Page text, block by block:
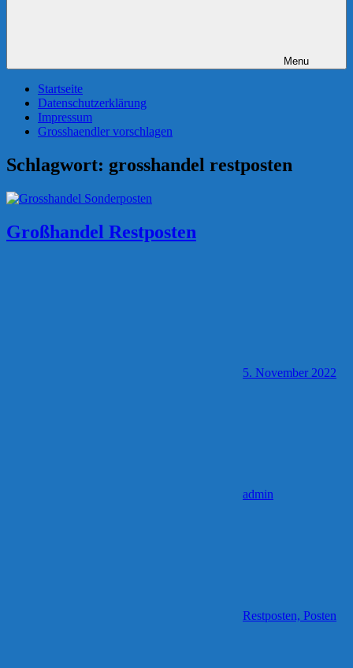
Menu
Startseite
Datenschutzerklärung
Impressum
Grosshaendler vorschlagen
Schlagwort: grosshandel restposten
Großhandel Restposten
5. November 2022
admin
Restposten, Posten